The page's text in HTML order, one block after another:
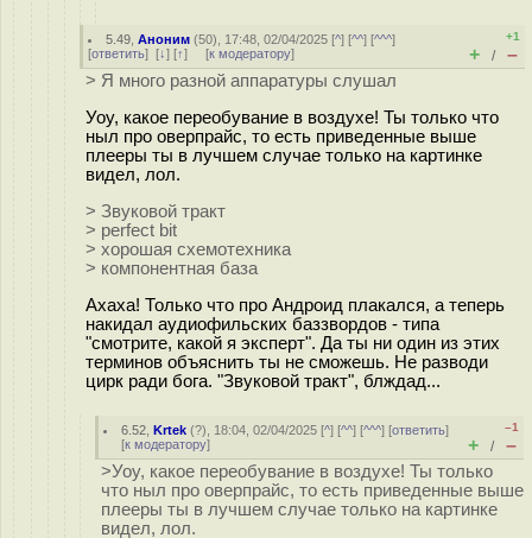
5.49 ,Аноним (50), 17:48, 02/04/2025 [^] [^^] [^^^]
[ответить] [↓] [↑] [к модератору]
+1
+ / –
> Я много разной аппаратуры слушал
Уоу, какое переобувание в воздухе! Ты только что
ныл про оверпрайс, то есть приведенные выше
плееры ты в лучшем случае только на картинке
видел, лол.
> Звуковой тракт
> perfect bit
> хорошая схемотехника
> компонентная база
Ахаха! Только что про Андроид плакался, а теперь
накидал аудиофильских баззвордов - типа
"смотрите, какой я эксперт". Да ты ни один из этих
терминов объяснить ты не сможешь. Не разводи
цирк ради бога. "Звуковой тракт", блждад...
6.52 ,Krtek (?), 18:04, 02/04/2025 [^] [^^] [^^^] [ответить]
[к модератору]
–1
+ / –
>Уоу, какое переобувание в воздухе! Ты только
что ныл про оверпрайс, то есть приведенные выше
плееры ты в лучшем случае только на картинке
видел, лол.